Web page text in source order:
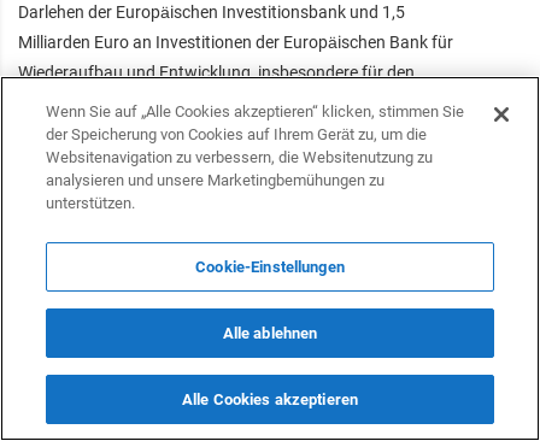
Darlehen der Europäischen Investitionsbank und 1,5
Milliarden Euro an Investitionen der Europäischen Bank für
Wiederaufbau und Entwicklung, insbesondere für den
Infrastrukturausbau in Kasachstan, Kirgisistan und
Usbekistan. Dieser strategische Schritt unterstreicht das
Engagement der EU, Handelsrouten zu diversifizieren und
die Abhängigkeit von traditionellen Korridoren durch
Für Deutschland, Europas größte Volkswirtschaft und einer
asiatischen Märkten von entscheidender Bedeutung. Da
traditionelle Routen immer weniger rentabel werden, wird
der Mittlere Korridor schnell zu einer strategischen
Notwendigkeit. Er bietet deutschen Unternehmen einen
Wenn Sie auf „Alle Cookies akzeptieren“ klicken, stimmen Sie
der Speicherung von Cookies auf Ihrem Gerät zu, um die
Websitenavigation zu verbessern, die Websitenutzung zu
analysieren und unsere Marketingbemühungen zu
unterstützen.
Cookie-Einstellungen
Alle ablehnen
Alle Cookies akzeptieren